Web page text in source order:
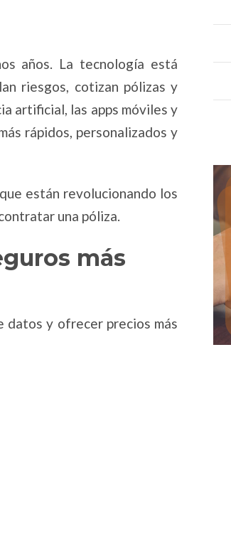
años. La tecnología está
riesgos, cotizan pólizas y
artificial, las apps móviles y
rápidos, personalizados y
están revolucionando los
una póliza.
más
datos y ofrecer precios más